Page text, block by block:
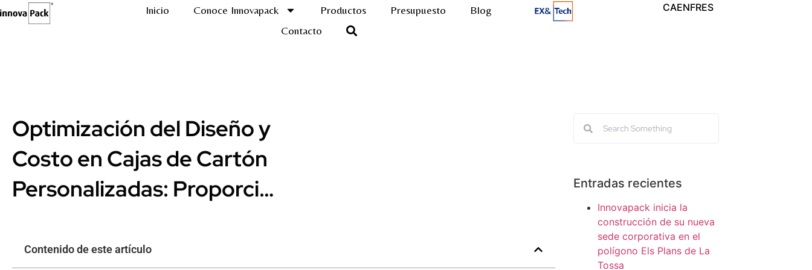
Inicio Conoce Innovapack Productos Presupuesto
Blog
Contacto
CAENFRES
Optimización del Diseño y
Costo en Cajas de Cartón
Personalizadas: Proporci…
Contenido de este artículo
Entradas recientes
Innovapack inicia la
construcción de su nueva
sede corporativa en el
polígono Els Plans de La
Tossa